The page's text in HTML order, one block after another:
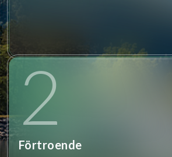
2
Förtroende